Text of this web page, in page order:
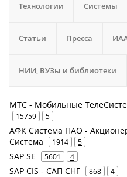
Технологии Системы
Статьи Пресса
НИИ, ВУЗы и библиотеки
МТС - Мобильные
15759 5
АФК Система ПАО -
Система
1914 5
SAP SE 5601 4
SAP CIS - САП СНГ 868 4